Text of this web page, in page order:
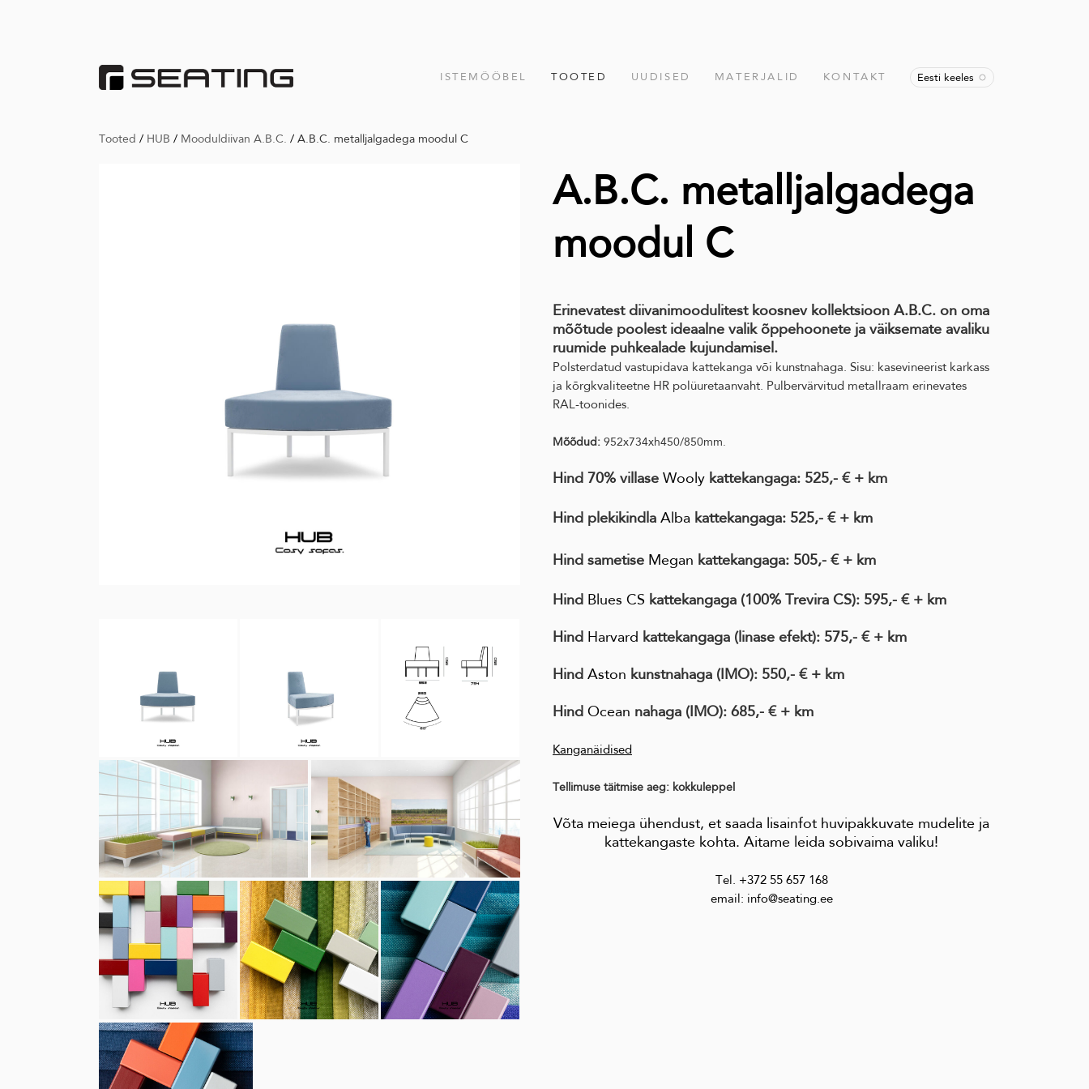
ISTEMÖÖBEL TOOTED UUDISED MATERJALID KONTAKT Eesti keeles
Tooted / HUB / Mooduldiivan A.B.C. / A.B.C. metalljalgadega moodul C
A.B.C. metalljalgadega
moodul C
Erinevatest diivanimoodulitest koosnev kollektsioon A.B.C. on oma
mõõtude poolest ideaalne valik õppehoonete ja väiksemate avaliku
ruumide puhkealade kujundamisel.
Polsterdatud vastupidava kattekanga või kunstnahaga. Sisu: kasevineerist karkass
ja kõrgkvaliteetne HR polüuretaanvaht. Pulbervärvitud metallraam erinevates
RAL-toonides.
Mõõdud: 952x734xh450/850mm.
Hind 70% villase Wooly kattekangaga: 525,- € + km
Hind plekikindla Alba kattekangaga: 525,- € + km
Hind sametise Megan kattekangaga: 505,- € + km
Hind Blues CS kattekangaga (100% Trevira CS): 595,- € + km
Hind Harvard kattekangaga (linase efekt): 575,- € + km
Hind Aston kunstnahaga (IMO): 550,- € + km
Hind Ocean nahaga (IMO): 685,- € + km
Kanganäidised
Tellimuse täitmise aeg: kokkuleppel
Võta meiega ühendust, et saada lisainfot huvipakkuvate mudelite ja
kattekangaste kohta. Aitame leida sobivaima valiku!
Tel. +372 55 657 168
email: info@seating.ee